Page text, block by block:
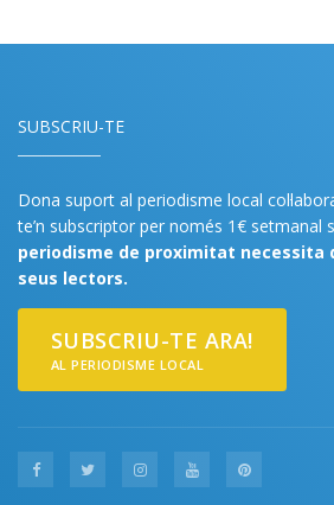
SUBSCRIU-TE
Dona suport al periodisme local
te’n subscriptor per només 1€ setmanal
periodisme de proximitat necessita
seus lectors.
SUBSCRIU-TE ARA!
AL PERIODISME LOCAL